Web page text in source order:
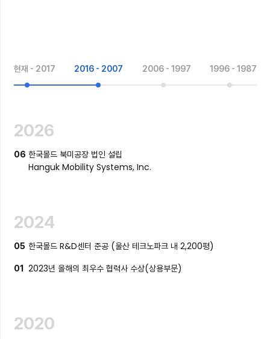
현재 - 2017 2016 - 2007 2006 - 1997 1996 - 1987
2026
06 한국몰드 북미공장 법인 설립
Hanguk Mobility Systems, Inc.
2024
05 한국몰드 R&D센터 준공 (울산 테크노파크 내 2,200평)
01 2023년 올해의 최우수 협력사 수상(상용부문)
2020